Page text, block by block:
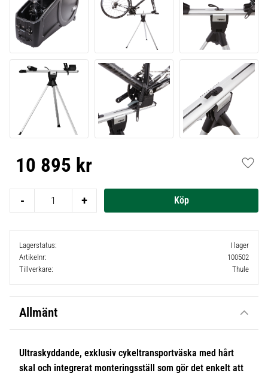
10 895 kr
+
-
Lagerstatus
I lager
Artikelnr
100502
Tillverkare
Thule
Allmänt
Ultraskyddande, exklusiv cykeltransportväska med hårt
skal och integrerat monteringsställ som gör det enkelt att